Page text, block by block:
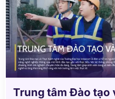
Trung tâm Đào tạo